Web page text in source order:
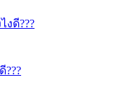
งดี???